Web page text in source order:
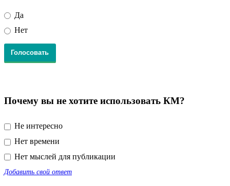
Да
Нет
Почему вы не хотите использовать КМ?
Не интересно
Нет времени
Нет мыслей для публикации
Добавить свой ответ